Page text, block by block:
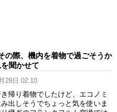
の際、機内を着物で過ごそうか
聞かせて
29日 02:10
帰り着物でしたけど、エコノミ
出しそうでちょっと気を使いま